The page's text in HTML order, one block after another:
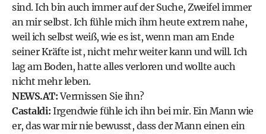
sind. Ich bin auch immer auf der Suche, Zweifel immer
an mir selbst. Ich fühle mich ihm heute extrem nahe,
weil ich selbst weiß, wie es ist, wenn man am Ende
seiner Kräfte ist, nicht mehr weiter kann und will. Ich
lag am Boden, hatte alles verloren und wollte auch
nicht mehr leben.
NEWS.AT:Vermissen Sie ihn?
Castaldi: Irgendwie fühle ich ihn bei mir. Ein Mann wie
er, das war mir nie bewusst, dass der Mann einen ein